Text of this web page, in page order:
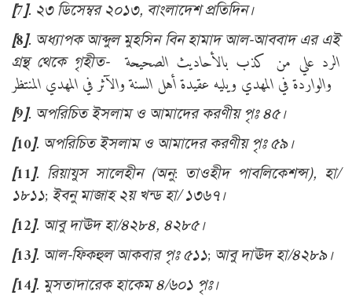
[7]. ২৩ ডিসেম্বর ২০১৩, বাংলাদেশ প্রতিদিন।
[8]. অধ্যাপক আব্দুল মুহসিন বিন হামাদ আল-আববাদ এর এই
গ্রন্থ থেকে গৃহীত-
الرد علي من كذب بالأحاديث الصحيحة
والواردة في المهدي ويليه عقيدة أهل السنة والآثر في المهدي المنتظر
[9]. অপরিচিত ইসলাম ও আমাদের করণীয় পৃঃ ৪৫।
[10]. অপরিচিত ইসলাম ও আমাদের করণীয় পৃঃ ৫৯।
[11]. রিয়াযুস সালেহীন (অনু: তাওহীদ পাবলিকেশন্স), হা/
১৮১১; ইবনু মাজাহ ২য় খন্ড হা/ ১৩৬৭।
[12]. আবু দাঊদ হা/৪২৮৪, ৪২৮৫।
[13]. আল-ফিকহুল আকবার পৃঃ ৫১১; আবু দাঊদ হা/৪২৮৯।
[14]. মুসতাদারেক হাকেম ৪/৬০১ পৃঃ।